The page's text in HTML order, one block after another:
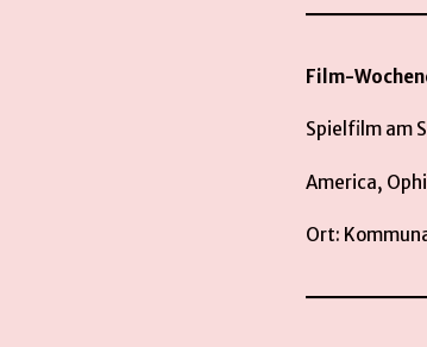
Film-
Spielfilm am
America,
Ort: